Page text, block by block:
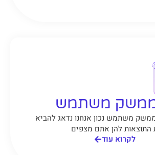
ממשק משתמש
ממשק משתמש נכון אנחנו נדאג להביא
התוצאות להן אתם מצפים
לקרוא עוד